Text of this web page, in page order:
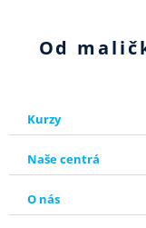
Od
Kurzy
Naše centrá
O nás